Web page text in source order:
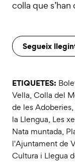
colla que
Segueix
ETIQUETES:
Vella, Colla del
de les Adoberies,
la Llengua, Les
Nata muntada,
l'Ajuntament de
Cultura i Llegua